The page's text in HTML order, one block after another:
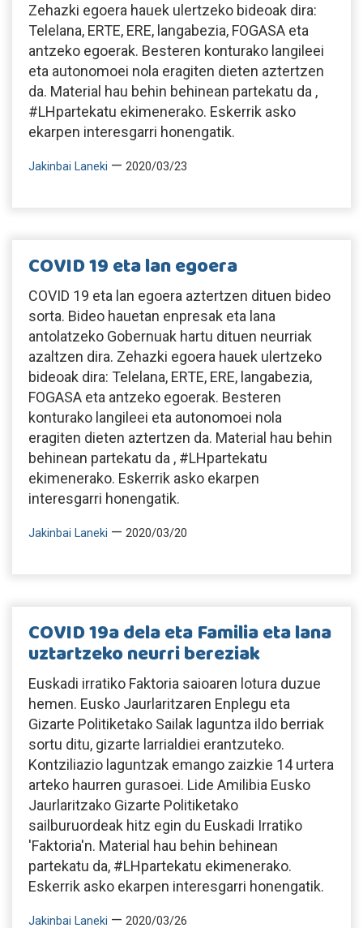
Zehazki egoera hauek ulertzeko bideoak dira:
Telelana, ERTE, ERE, langabezia, FOGASA eta
antzeko egoerak. Besteren konturako langileei
eta autonomoei nola eragiten dieten aztertzen
da. Material hau behin behinean partekatu da ,
#LHpartekatu ekimenerako. Eskerrik asko
ekarpen interesgarri honengatik.
Jakinbai Laneki — 2020/03/23
COVID 19 eta lan egoera
COVID 19 eta lan egoera aztertzen dituen bideo
sorta. Bideo hauetan enpresak eta lana
antolatzeko Gobernuak hartu dituen neurriak
azaltzen dira. Zehazki egoera hauek ulertzeko
bideoak dira: Telelana, ERTE, ERE, langabezia,
FOGASA eta antzeko egoerak. Besteren
konturako langileei eta autonomoei nola
eragiten dieten aztertzen da. Material hau behin
behinean partekatu da , #LHpartekatu
ekimenerako. Eskerrik asko ekarpen
interesgarri honengatik.
Jakinbai Laneki — 2020/03/20
COVID 19a dela eta Familia eta lana
uztartzeko neurri bereziak
Euskadi irratiko Faktoria saioaren lotura duzue
hemen. Eusko Jaurlaritzaren Enplegu eta
Gizarte Politiketako Sailak laguntza ildo berriak
sortu ditu, gizarte larrialdiei erantzuteko.
Kontziliazio laguntzak emango zaizkie 14 urtera
arteko haurren gurasoei. Lide Amilibia Eusko
Jaurlaritzako Gizarte Politiketako
sailburuordeak hitz egin du Euskadi Irratiko
'Faktoria'n. Material hau behin behinean
partekatu da, #LHpartekatu ekimenerako.
Eskerrik asko ekarpen interesgarri honengatik.
Jakinbai Laneki — 2020/03/26